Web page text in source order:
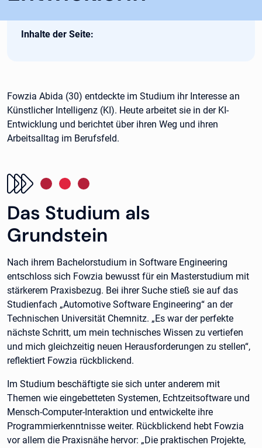
Inhalte der Seite:
Fowzia Abida (30) entdeckte im Studium ihr Interesse an
Künstlicher Intelligenz (KI). Heute arbeitet sie in der KI-
Entwicklung und berichtet über ihren Weg und ihren
Arbeitsalltag im Berufsfeld.
Das Studium als
Grundstein
Nach ihrem Bachelorstudium in Software Engineering
entschloss sich Fowzia bewusst für ein Masterstudium mit
stärkerem Praxisbezug. Bei ihrer Suche stieß sie auf das
Studienfach „Automotive Software Engineering“ an der
Technischen Universität Chemnitz. „Es war der perfekte
nächste Schritt, um mein technisches Wissen zu vertiefen
und mich gleichzeitig neuen Herausforderungen zu stellen“,
reflektiert Fowzia rückblickend.
Im Studium beschäftigte sie sich unter anderem mit
Themen wie eingebetteten Systemen, Echtzeitsoftware und
Mensch-Computer-Interaktion und entwickelte ihre
Programmierkenntnisse weiter. Rückblickend hebt Fowzia
vor allem die Praxisnähe hervor: „Die praktischen Projekte,